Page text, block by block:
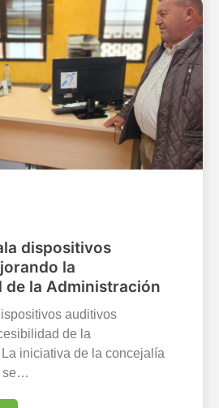
dispositivos
la
de la Administración
auditivos
de la
iniciativa de la concejalía
se…